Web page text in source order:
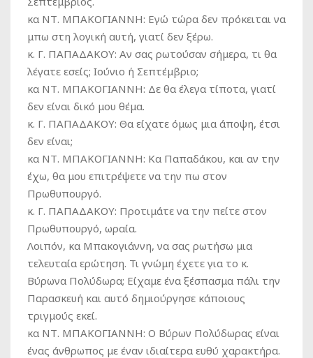
κα ΝΤ. ΜΠΑΚΟΓΙΑΝΝΗ: Εγώ τώρα δεν πρόκειται να
μπω στη λογική αυτή, γιατί δεν ξέρω.
κ. Γ. ΠΑΠΑΔΑΚΟΥ: Αν σας ρωτούσαν σήμερα, τι θα
λέγατε εσείς; Ιούνιο ή Σεπτέμβριο;
κα ΝΤ. ΜΠΑΚΟΓΙΑΝΝΗ: Δε θα έλεγα τίποτα, γιατί
δεν είναι δικό μου θέμα.
κ. Γ. ΠΑΠΑΔΑΚΟΥ: Θα είχατε όμως μια άποψη, έτσι
δεν είναι;
κα ΝΤ. ΜΠΑΚΟΓΙΑΝΝΗ: Κα Παπαδάκου, και αν την
έχω, θα μου επιτρέψετε να την πω στον
Πρωθυπουργό.
κ. Γ. ΠΑΠΑΔΑΚΟΥ: Προτιμάτε να την πείτε στον
Πρωθυπουργό, ωραία.
Λοιπόν, κα Μπακογιάννη, να σας ρωτήσω μια
τελευταία ερώτηση. Τι γνώμη έχετε για το κ.
Βύρωνα Πολύδωρα; Είχαμε ένα ξέσπασμα πάλι την
Παρασκευή και αυτό δημιούργησε κάποιους
τριγμούς εκεί.
κα ΝΤ. ΜΠΑΚΟΓΙΑΝΝΗ: Ο Βύρων Πολύδωρας είναι
ένας άνθρωπος με έναν ιδιαίτερα ευθύ χαρακτήρα.